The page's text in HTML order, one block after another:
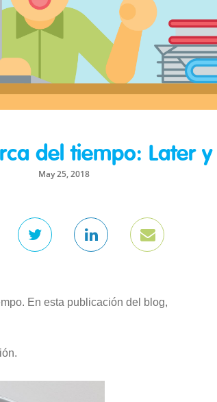
del tiempo: Later y
May 25, 2018
En esta publicación del blog,